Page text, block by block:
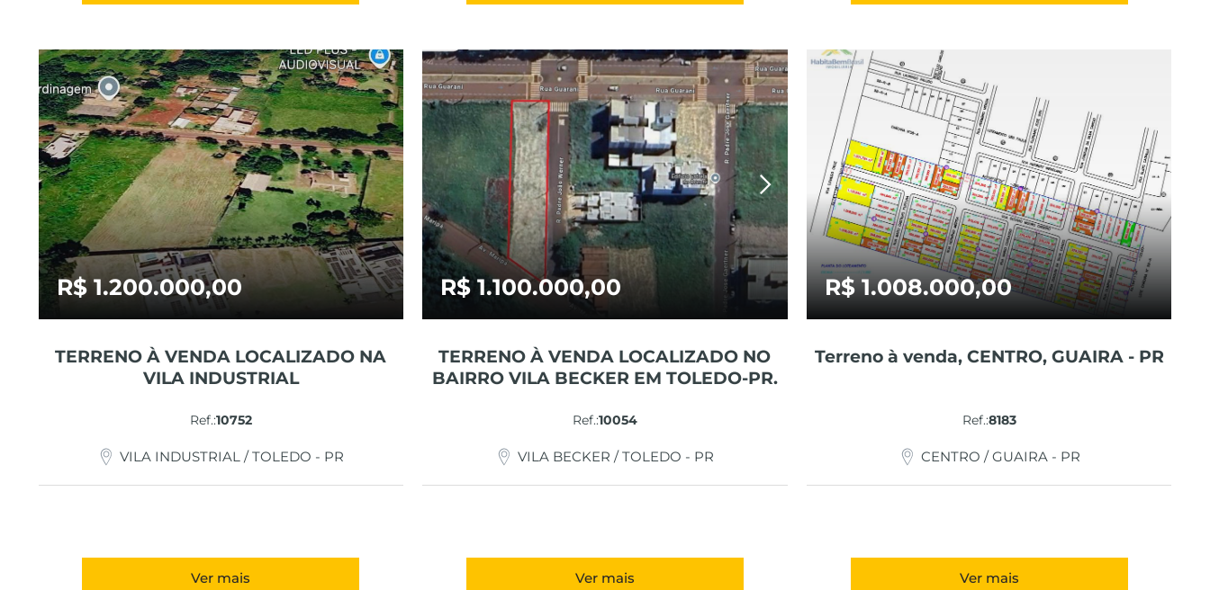
R$ 1.200.000,00
TERRENO À VENDA LOCALIZADO NA
VILA INDUSTRIAL
Ref.:10752
VILA INDUSTRIAL / TOLEDO - PR
Ver mais
R$ 1.100.000,00
TERRENO À VENDA LOCALIZADO NO
BAIRRO VILA BECKER EM TOLEDO-PR.
Ref.:10054
VILA BECKER / TOLEDO - PR
Ver mais
R$ 1.008.000,00
Terreno à venda, CENTRO, GUAIRA - PR
Ref.:8183
CENTRO / GUAIRA - PR
Ver mais